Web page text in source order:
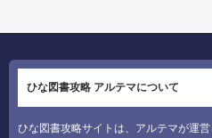
ひな図書攻略 アルテマについて
ひな図書攻略サイトは、アルテマが運